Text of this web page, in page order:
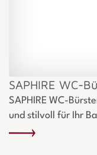
SAPHIRE WC-
SAPHIRE WC-
und stilvoll für Ihr